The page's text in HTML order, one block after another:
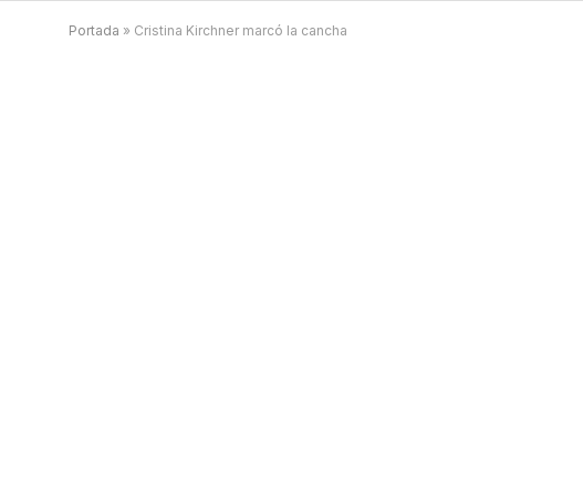
Portada » Cristina Kirchner marcó la cancha